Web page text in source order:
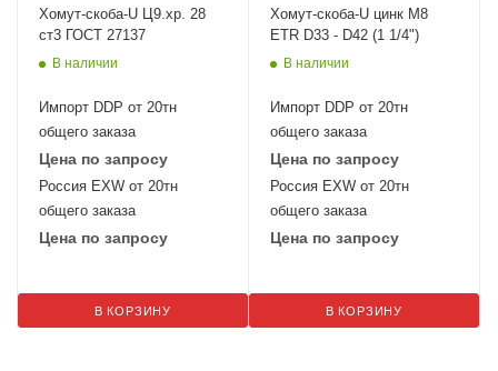
Хомут-скоба-U Ц9.хр. 28
ст3 ГОСТ 27137
В наличии
Импорт DDP от 20тн
общего заказа
Цена по запросу
Россия EXW от 20тн
общего заказа
Цена по запросу
В КОРЗИНУ
Хомут-скоба-U цинк M8
ETR D33 - D42 (1 1/4")
В наличии
Импорт DDP от 20тн
общего заказа
Цена по запросу
Россия EXW от 20тн
общего заказа
Цена по запросу
В КОРЗИНУ